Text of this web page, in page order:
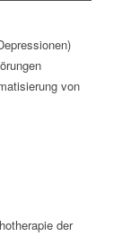
von
der